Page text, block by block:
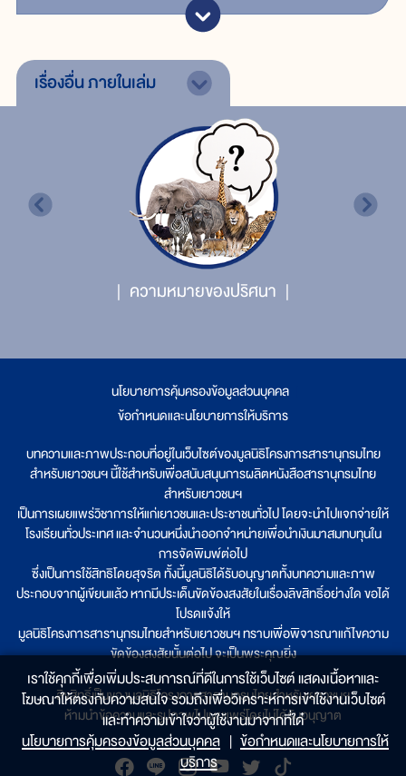
เรื่องอื่นภายในเล่ม
ความหมายของปริศนา
นโยบายการคุ้มครองข้อมูลส่วนบุคคล
ข้อกำหนดและนโยบายการให้บริการ
บทความและภาพประกอบที่อยู่ในเว็บไซต์ของมูลนิธิโครงการสารานุกรมไทย
สำหรับเยาวชนฯ นี้ใช้สำหรับเพื่อสนับสนุนการผลิตหนังสือสารานุกรมไทย
สำหรับเยาวชนฯ
เป็นการเผยแพร่วิชาการให้แก่เยาวชนและประชาชนทั่วไป โดยจะนำไปแจกจ่ายให้
โรงเรียนทั่วประเทศ และจำนวนหนึ่งนำออกจำหน่ายเพื่อนำเงินมาสมทบทุนใน
การจัดพิมพ์ต่อไป
ซึ่งเป็นการใช้สิทธิโดยสุจริต ทั้งนี้มูลนิธิได้รับอนุญาตทั้งบทความและภาพ
ประกอบจากผู้เขียนแล้ว หากมีประเด็นขัดข้องสงสัยในเรื่องลิขสิทธิ์อย่างใด ขอได้
โปรดแจ้งให้
มูลนิธิโครงการสารานุกรมไทยสำหรับเยาวชนฯ ทราบเพื่อพิจารณาแก้ไขความ
ขัดข้องสงสัยนั้นต่อไป จะเป็นพระคุณยิ่ง
ลิขสิทธิ์เป็นของมูลนิธิโครงการสารานุกรมไทยสำหรับเยาวชนฯ
ห้ามนำข้อความและรูปภาพไปเผยแพร่โดยไม่ได้รับอนุญาต
เราใช้คุกกี้เพื่อเพิ่มประสบการณ์ที่ดีในการใช้เว็บไซต์ แสดงเนื้อหาและ
โฆษณาให้ตรงกับความสนใจ รวมถึงเพื่อวิเคราะห์การเข้าใช้งานเว็บไซต์
และทำความเข้าใจว่าผู้ใช้งานมาจากที่ใด๋
นโยบายการคุ้มครองข้อมูลส่วนบุคคล | ข้อกำหนดและนโยบายการให้
บริการ